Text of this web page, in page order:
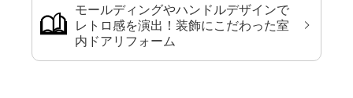
モールディングやハンドルデザインで
レトロ感を演出！装飾にこだわった室
内ドアリフォーム